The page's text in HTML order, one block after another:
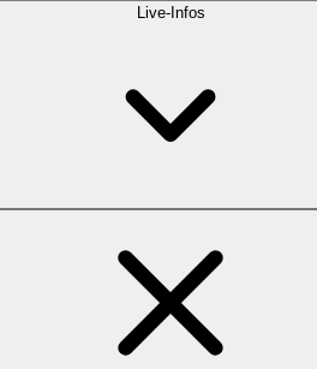
Live-Infos